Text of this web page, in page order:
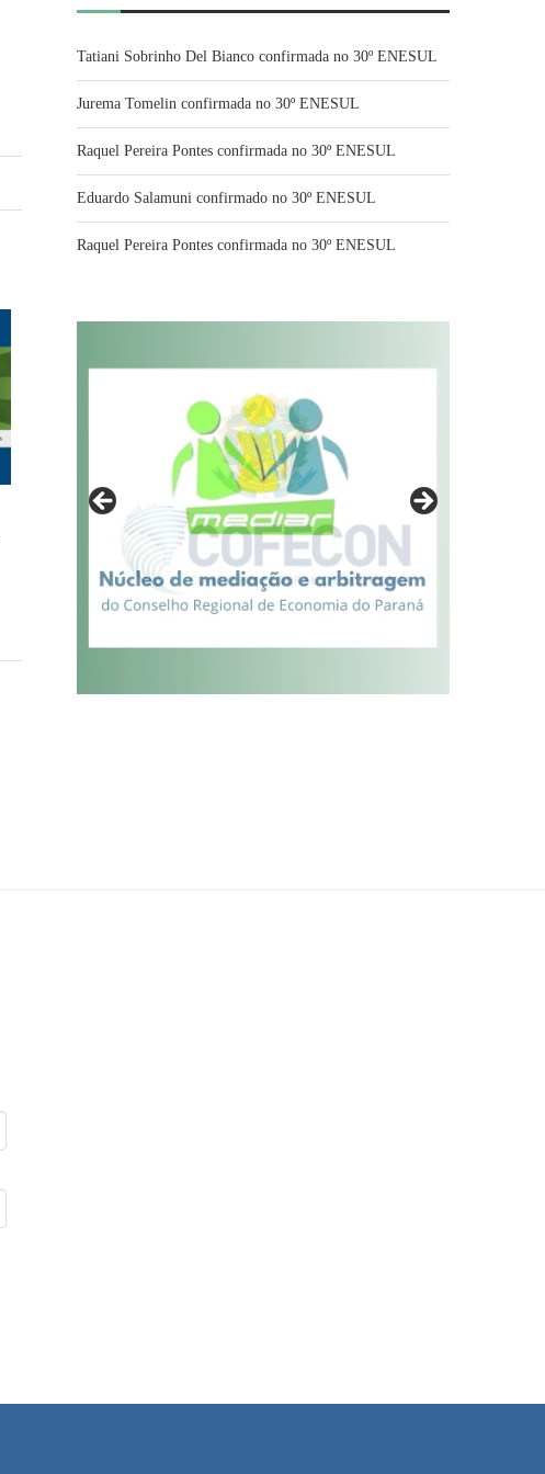
AS INSCRIÇÕES PARA O XXXII
PRÊMIO BRASIL DE...
17/07/2026
ESTUDO DO DIEESE
EVOLUÇÃO DOS MEIS
Tatiani Sobrinho Del Bianco confirmada no 30º ENESUL
Jurema Tomelin confirmada no 30º ENESUL
Raquel Pereira Pontes confirmada no 30º ENESUL
Eduardo Salamuni confirmado no 30º ENESUL
Raquel Pereira Pontes confirmada no 30º ENESUL